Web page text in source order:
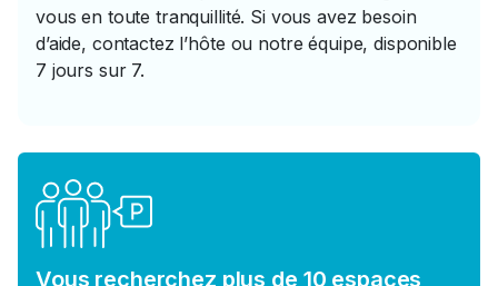
vous en toute tranquillité. Si vous avez besoin
d’aide, contactez l’hôte ou notre équipe, disponible
7 jours sur 7.
Vous recherchez plus de 10 espaces